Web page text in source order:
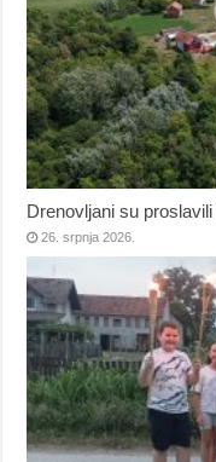
Drenovljani su
26. srpnja 2026.